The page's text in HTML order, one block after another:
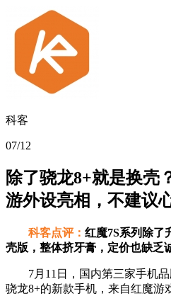
科客
07/12
除了骁龙8+就是换壳
游外设亮相，不建议
科客点评： 红魔7S系列除了
壳版，整体挤牙膏，定价也缺乏
7月11日，国内第三家手机品
骁龙8+的新款手机，来自红魔游